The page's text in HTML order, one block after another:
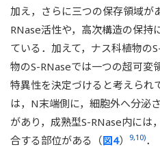
加え，さらに三つの保存領域が
RNase活性や，高次構造の保持
ている．加えて，ナス科植物の
物のS-RNaseでは一つの超可変
特異性を決定づけると考えられ
は，N末端側に，細胞外へ分泌
があり，成熟型S-RNase内には
合する部位がある（図4） 9,10)．